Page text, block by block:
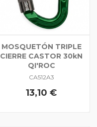
MOSQUETÓN TRIPLE
CIERRE CASTOR 30kN
QI'ROC
CA512A3
13,10 €